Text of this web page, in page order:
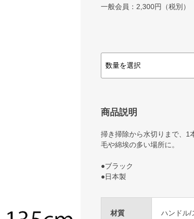
一般会員： 2,300円（税別）
商品説明
掃き掃除から水切りまで、1
毛や綿埃の多い場所に。
●ブラック
●日本製
材質
ハンドル/